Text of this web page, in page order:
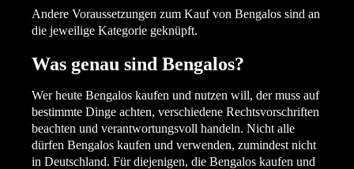
Andere Voraussetzungen zum Kauf von Bengalos sind an
die jeweilige Kategorie geknüpft.
Was genau sind Bengalos?
Wer heute Bengalos kaufen und nutzen will, der muss auf
bestimmte Dinge achten, verschiedene Rechtsvorschriften
beachten und verantwortungsvoll handeln. Nicht alle
dürfen Bengalos kaufen und verwenden, zumindest nicht
in Deutschland. Für diejenigen, die Bengalos kaufen und